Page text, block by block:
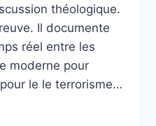
théologique.
Il documente
réel entre les
moderne pour
le le terrorisme…